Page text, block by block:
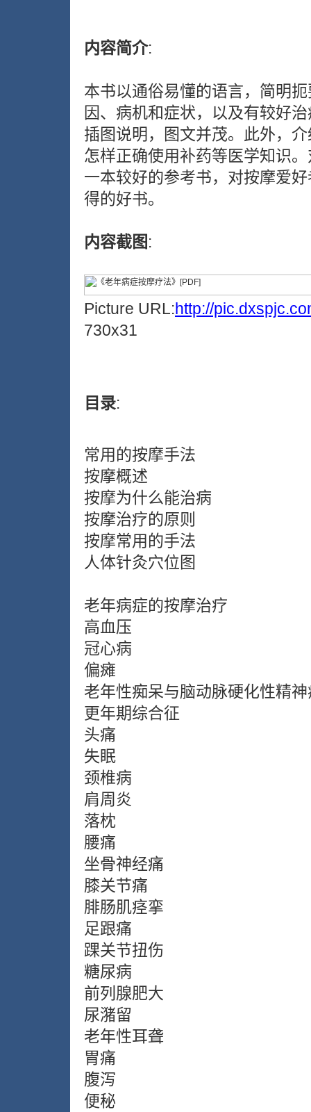
内容简介:
本书以通俗易懂的语言，简明
因、病机和症状，以及有较好
插图说明，图文并茂。此外，
怎样正确使用补药等医学知识
一本较好的参考书，对按摩爱
得的好书。
内容截图:
Picture URL:http://
730x31
目录:
常用的按摩手法
按摩概述
按摩为什么能治病
按摩治疗的原则
按摩常用的手法
人体针灸穴位图
老年病症的按摩治疗
高血压
冠心病
偏瘫
老年性痴呆与脑动脉硬化性精神
更年期综合征
头痛
失眠
颈椎病
肩周炎
落枕
腰痛
坐骨神经痛
膝关节痛
腓肠肌痉挛
足跟痛
踝关节扭伤
糖尿病
前列腺肥大
尿潴留
老年性耳聋
胃痛
腹泻
便秘